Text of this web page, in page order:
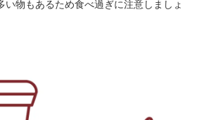
い物もあるため食べ過ぎに注意しましょ